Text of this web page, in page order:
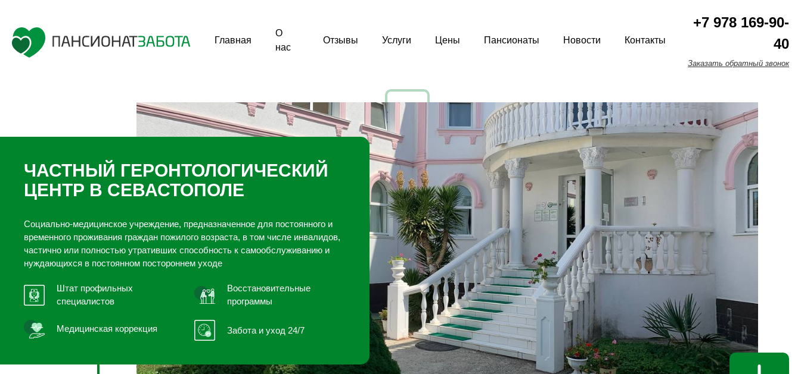
Главная
О
нас
Отзывы Услуги Цены Пансионаты Новости Контакты
+7 978 169-90-
40
Заказать обратный звонок
ЧАСТНЫЙ ГЕРОНТОЛОГИЧЕСКИЙ
ЦЕНТР В СЕВАСТОПОЛЕ
Социально-медицинское учреждение, предназначенное для постоянного и
временного проживания граждан пожилого возраста, в том числе инвалидов,
частично или полностью утративших способность к самообслуживанию и
нуждающихся в постоянном постороннем уходе
Штат профильных
специалистов
Восстановительные
программы
Медицинская коррекция Забота и уход 24/7